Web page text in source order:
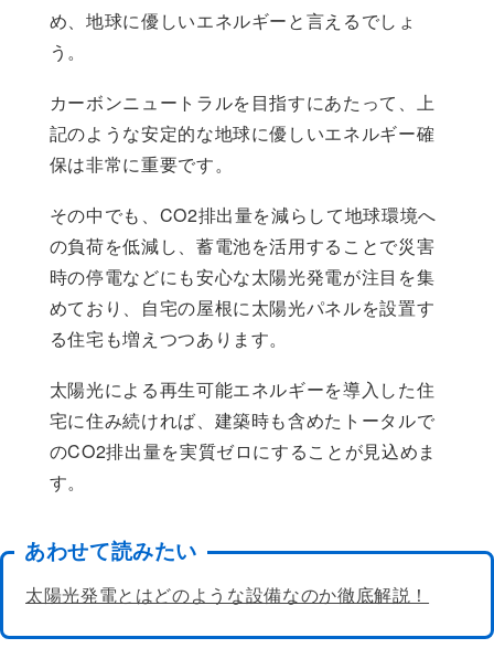
め、地球に優しいエネルギーと言えるでしょ
う。
カーボンニュートラルを目指すにあたって、上
記のような安定的な地球に優しいエネルギー確
保は非常に重要です。
その中でも、CO2排出量を減らして地球環境へ
の負荷を低減し、蓄電池を活用することで災害
時の停電などにも安心な太陽光発電が注目を集
めており、自宅の屋根に太陽光パネルを設置す
る住宅も増えつつあります。
太陽光による再生可能エネルギーを導入した住
宅に住み続ければ、建築時も含めたトータルで
のCO2排出量を実質ゼロにすることが見込めま
す。
あわせて読みたい
太陽光発電とはどのような設備なのか徹底解説！